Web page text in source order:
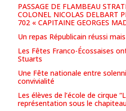
PASSAGE DE FLAMBEAU
COLONEL NICOLAS DELBART
702 « CAPITAINE GEORGES
Un repas Républicain réussi
Les Fêtes Franco-Écossaises
Stuarts
Une Fête nationale entre
convivialité
Les élèves de l’école de cirque
représentation sous le